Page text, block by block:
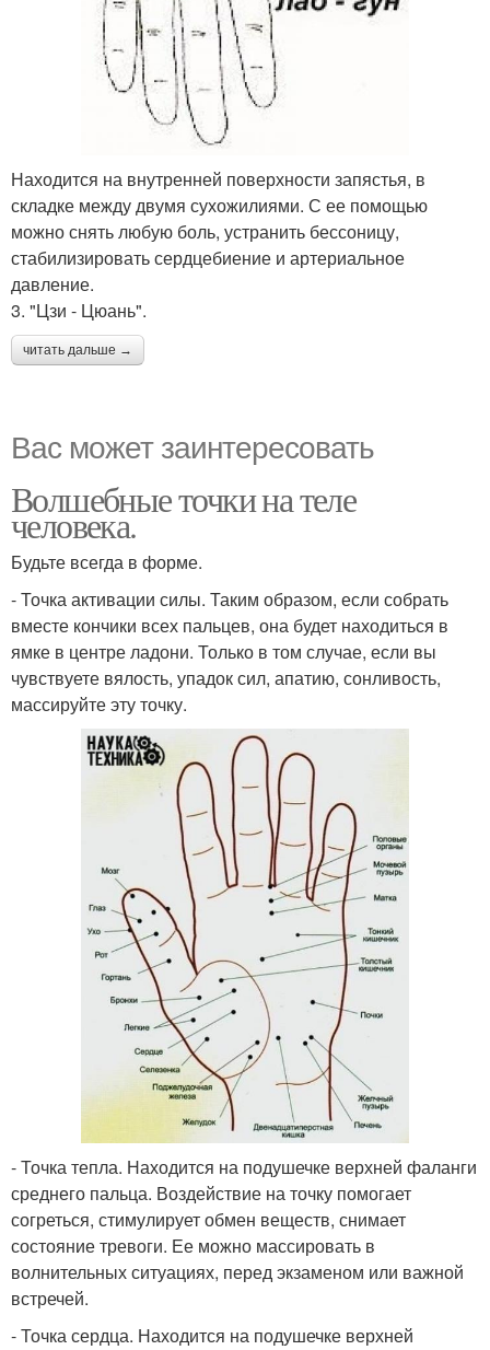
Находится на внутренней поверхности запястья, в
складке между двумя сухожилиями. С ее помощью
можно снять любую боль, устранить бессоницу,
стабилизировать сердцебиение и артериальное
давление.
3. "Цзи - Цюань".
читать дальше →
Вас может заинтересовать
Волшебные точки на теле
человека.
Будьте всегда в форме.
- Точка активации силы. Таким образом, если собрать
вместе кончики всех пальцев, она будет находиться в
ямке в центре ладони. Только в том случае, если вы
чувствуете вялость, упадок сил, апатию, сонливость,
массируйте эту точку.
- Точка тепла. Находится на подушечке верхней фаланги
среднего пальца. Воздействие на точку помогает
согреться, стимулирует обмен веществ, снимает
состояние тревоги. Ее можно массировать в
волнительных ситуациях, перед экзаменом или важной
встречей.
- Точка сердца. Находится на подушечке верхней